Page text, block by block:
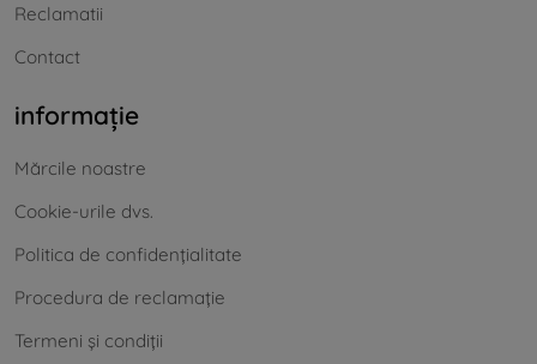
Reclamatii
Contact
informație
Mărcile noastre
Cookie-urile dvs.
Politica de confidențialitate
Procedura de reclamație
Termeni și condiții